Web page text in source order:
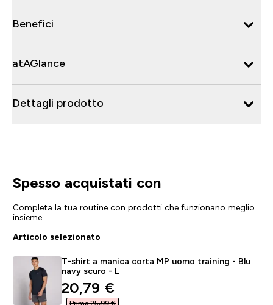
Benefici
atAGlance
Dettagli prodotto
Spesso acquistati con
Completa la tua routine con prodotti che funzionano meglio
insieme
Articolo selezionato
T-shirt a manica corta MP uomo training - Blu
navy scuro - L
discounted price
20,79 €‎
Prima 25,99 €‎